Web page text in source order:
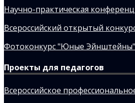
Научно-практическая
Всероссийский открытый
Фотоконкурс "Юные Эйнштейны"
Проекты для педагогов
Всероссийское